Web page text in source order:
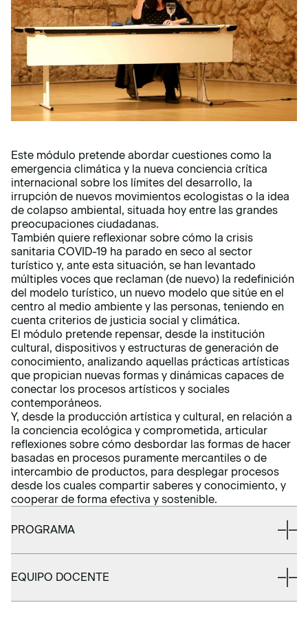
Este módulo pretende abordar cuestiones como la
emergencia climática y la nueva conciencia crítica
internacional sobre los límites del desarrollo, la
irrupción de nuevos movimientos ecologistas o la idea
de colapso ambiental, situada hoy entre las grandes
preocupaciones ciudadanas.
También quiere reflexionar sobre cómo la crisis
sanitaria COVID-19 ha parado en seco al sector
turístico y, ante esta situación, se han levantado
múltiples voces que reclaman (de nuevo) la redefinición
del modelo turístico, un nuevo modelo que sitúe en el
centro al medio ambiente y las personas, teniendo en
cuenta criterios de justicia social y climática.
El módulo pretende repensar, desde la institución
cultural, dispositivos y estructuras de generación de
conocimiento, analizando aquellas prácticas artísticas
que propician nuevas formas y dinámicas capaces de
conectar los procesos artísticos y sociales
contemporáneos.
Y, desde la producción artística y cultural, en relación a
la conciencia ecológica y comprometida, articular
reflexiones sobre cómo desbordar las formas de hacer
basadas en procesos puramente mercantiles o de
intercambio de productos, para desplegar procesos
desde los cuales compartir saberes y conocimiento, y
cooperar de forma efectiva y sostenible.
PROGRAMA
EQUIPO DOCENTE